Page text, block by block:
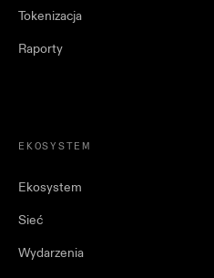
Tokenizacja
Raporty
EKOSYSTEM
Ekosystem
Sieć
Wydarzenia